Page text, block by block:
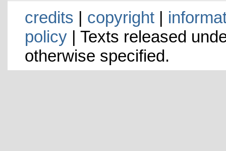
credits | copyright|
policy| Texts released
otherwise specified.